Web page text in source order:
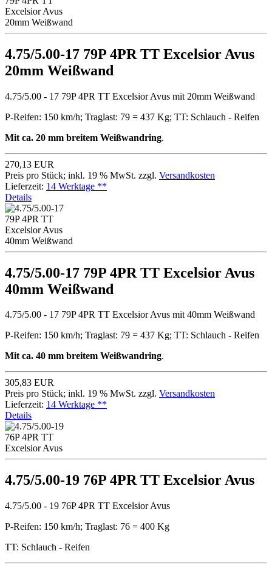
4.75/5.00-17 79P 4PR TT Excelsior Avus
20mm Weißwand
4.75/5.00 - 17 79P 4PR TT Excelsior Avus mit 20mm Weißwand
P-Reifen: 150 km/h; Traglast: 79 = 437 Kg; TT: Schlauch - Reifen
Mit ca. 20 mm breitem Weißwandring.
270,13 EUR
Preis pro Stück; inkl. 19 % MwSt. zzgl. Versandkosten
Lieferzeit: 14 Werktage **
Details
4.75/5.00-17 79P 4PR TT Excelsior Avus
40mm Weißwand
4.75/5.00 - 17 79P 4PR TT Excelsior Avus mit 40mm Weißwand
P-Reifen: 150 km/h; Traglast: 79 = 437 Kg; TT: Schlauch - Reifen
Mit ca. 40 mm breitem Weißwandring.
305,83 EUR
Preis pro Stück; inkl. 19 % MwSt. zzgl. Versandkosten
Lieferzeit: 14 Werktage **
Details
4.75/5.00-19 76P 4PR TT Excelsior Avus
4.75/5.00 - 19 76P 4PR TT Excelsior Avus
P-Reifen: 150 km/h; Traglast: 76 = 400 Kg
TT: Schlauch - Reifen